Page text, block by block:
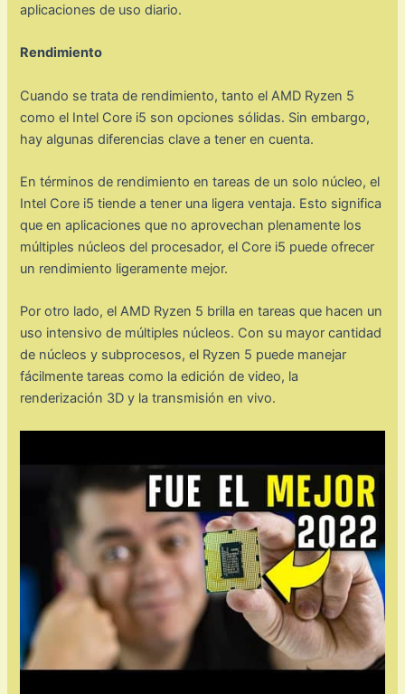
aplicaciones de uso diario.
Rendimiento
Cuando se trata de rendimiento, tanto el AMD Ryzen 5
como el Intel Core i5 son opciones sólidas. Sin embargo,
hay algunas diferencias clave a tener en cuenta.
En términos de rendimiento en tareas de un solo núcleo, el
Intel Core i5 tiende a tener una ligera ventaja. Esto significa
que en aplicaciones que no aprovechan plenamente los
múltiples núcleos del procesador, el Core i5 puede ofrecer
un rendimiento ligeramente mejor.
Por otro lado, el AMD Ryzen 5 brilla en tareas que hacen un
uso intensivo de múltiples núcleos. Con su mayor cantidad
de núcleos y subprocesos, el Ryzen 5 puede manejar
fácilmente tareas como la edición de video, la
renderización 3D y la transmisión en vivo.